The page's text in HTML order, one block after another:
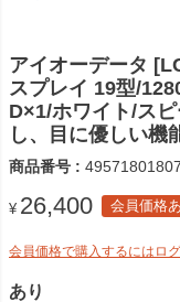
アイオーデータ
スプレイ 19型/
D×1/ホワイト/ス
し、目に優しい機
商品番号
¥ 26,400 会員価格
会員価格で購入するにはロ
あり